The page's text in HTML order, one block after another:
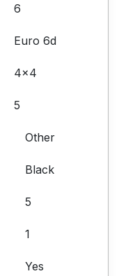
6
Euro 6d
4x4
5
Other
Black
5
1
Yes